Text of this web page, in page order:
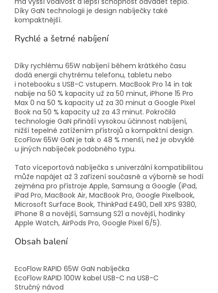
Díky GaN technologii je design nabíječky také
kompaktnější.
Rychlé a šetrné nabíjení
Díky rychlému 65W nabíjení během krátkého času
dodá energii chytrému telefonu, tabletu nebo
i notebooku s USB-C vstupem. MacBook Pro 14 in tak
nabije na 50 % kapacity už za 50 minut, iPhone 15 Pro
Max 0 na 50 % kapacity už za 30 minut a Google Pixel
Book na 50 % kapacity už za 43 minut. Pokročilá
technologie GaN přináší vysokou účinnost nabíjení,
nižší tepelné zatížením přístrojů a kompaktní design.
EcoFlow 65W GaN je tak o 48 % menší, než je obvyklé
u jiných nabíječek podobného typu.
Tato víceportová nabíječka s univerzální kompatibilitou
může napájet až 3 zařízení současně a výborně se hodí
zejména pro přístroje Apple, Samsung a Google (iPad,
iPad Pro, MacBook Air, MacBook Pro, Google Pixelbook,
Microsoft Surface Book, ThinkPad E490, Dell XPS 9380,
iPhone 8 a novější, Samsung S21 a novější, hodinky
Apple Watch, AirPods Pro, Google Pixel 6/5).
Obsah balení
EcoFlow RAPID 65W GaN nabíječka
EcoFlow RAPID 100W kabel USB-C na USB-C
Stručný návod